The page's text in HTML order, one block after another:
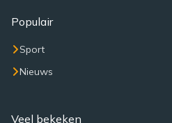
Populair
Sport
Nieuws
Veel bekeken